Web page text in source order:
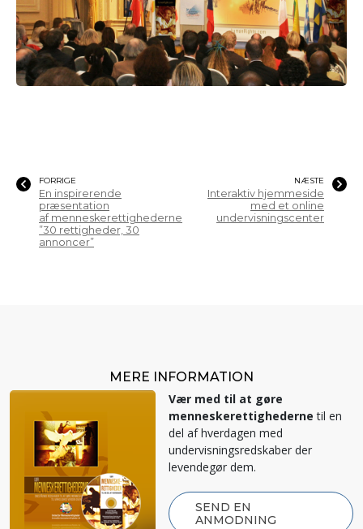
FORRIGE
En inspirerende
præsentation
af menneskerettighederne
”30 rettigheder, 30
annoncer”
NÆSTE
Interaktiv hjemmeside
med et online
undervisningscenter
MERE INFORMATION
Vær med til at gøre
menneskerettighederne til en
del af hverdagen med
undervisningsredskaber der
levendegør dem.
SEND EN
ANMODNING